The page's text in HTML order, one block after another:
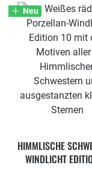
Neu
HIMMLISCHE
WINDLICHT